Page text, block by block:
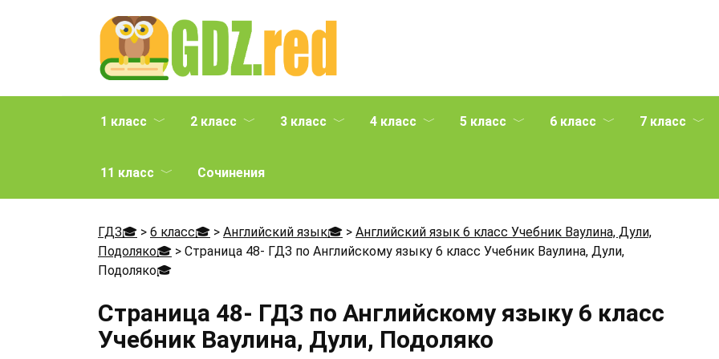
1 класс 2 класс 3 класс 4 класс 5 класс 6 класс 7 класс
11 класс Сочинения
ГДЗ🎓 > 6 класс🎓 > Английский язык🎓 > Английский язык 6 класс Учебник Ваулина, Дули,
Подоляко🎓 > Страница 48- ГДЗ по Английскому языку 6 класс Учебник Ваулина, Дули,
Подоляко🎓
Страница 48- ГДЗ по Английскому языку 6 класс
Учебник Ваулина, Дули, Подоляко